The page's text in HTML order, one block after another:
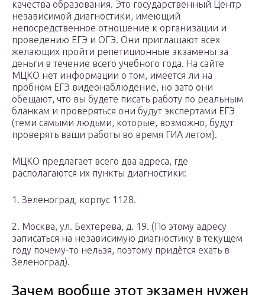
качества образования. Это государственный Центр
независимой диагностики, имеющий
непосредственное отношение к организации и
проведению ЕГЭ и ОГЭ. Они приглашают всех
желающих пройти репетиционные экзамены за
деньги в течение всего учебного года. На сайте
МЦКО нет информации о том, имеется ли на
пробном ЕГЭ видеонаблюдение, но зато они
обещают, что вы будете писать работу по реальным
бланкам и проверяться они будут экспертами ЕГЭ
(теми самыми людьми, которые, возможно, будут
проверять ваши работы во время ГИА летом).
МЦКО предлагает всего два адреса, где
располагаются их пункты диагностики:
1. Зеленоград, корпус 1128.
2. Москва, ул. Бехтерева, д. 19. (По этому адресу
записаться на независимую диагностику в текущем
году почему-то нельзя, поэтому придётся ехать в
Зеленоград).
Зачем вообще этот экзамен нужен